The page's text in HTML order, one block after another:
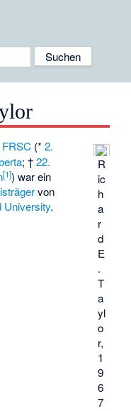
R
ic
h
a
r
d
E
.
T
a
yl
o
r,
1
9
6
7
FRSC (*2.
; †22.
[1]) war ein
von
University.